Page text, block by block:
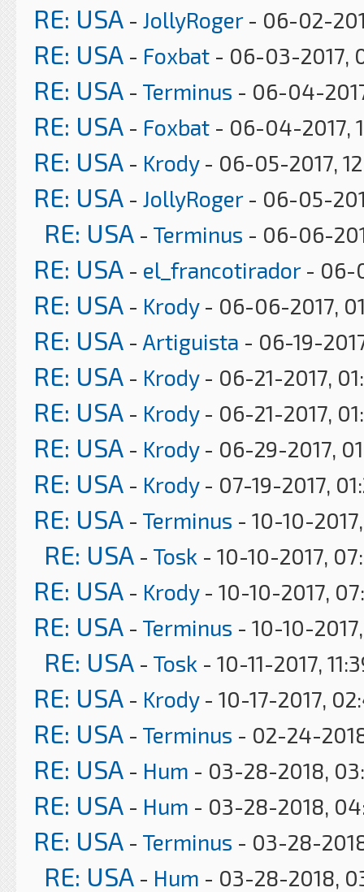
RE: USA - JollyRoger- 06-02-
RE: USA - Foxbat - 06-03-2017,
RE: USA - Terminus - 06-04-
RE: USA - Foxbat - 06-04-2017,
RE: USA - Krody- 06-05-2017,
RE: USA - JollyRoger- 06-05-
RE: USA - Terminus - 06-06-
RE: USA - el_francotirador- 06-
RE: USA - Krody- 06-06-2017,
RE: USA - Artiguista - 06-19-
RE: USA - Krody- 06-21-2017,
RE: USA - Krody- 06-21-2017,
RE: USA - Krody- 06-29-2017,
RE: USA - Krody- 07-19-2017,
RE: USA - Terminus - 10-10-
RE: USA - Tosk - 10-10-2017,
RE: USA - Krody- 10-10-2017,
RE: USA - Terminus - 10-10-
RE: USA - Tosk - 10-11-2017,
RE: USA - Krody- 10-17-2017,
RE: USA - Terminus - 02-24-
RE: USA - Hum - 03-28-2018,
RE: USA - Hum - 03-28-2018,
RE: USA - Terminus - 03-28-
RE: USA - Hum - 03-28-2018,